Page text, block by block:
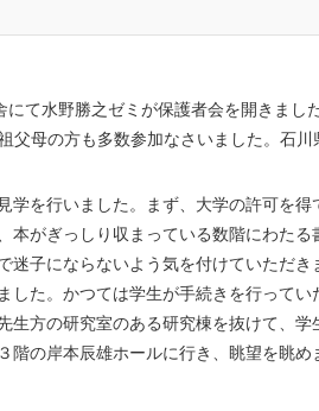
にて水野勝之ゼミが保護者会を開きま
父母の方も多数参加なさいました。石
を行いました。まず、大学の許可を得
本がぎっしり収まっている数階にわた
迷子にならないよう気を付けていただ
した。かつては学生が手続きを行って
生方の研究室のある研究棟を抜けて、
階の岸本辰雄ホールに行き、眺望を眺